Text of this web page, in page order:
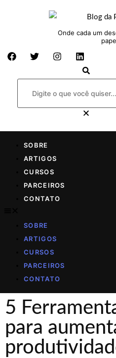
Onde cada um
SOBRE
ARTIGOS
CURSOS
PARCEIROS
CONTATO
SOBRE
ARTIGOS
CURSOS
PARCEIROS
CONTATO
5
para